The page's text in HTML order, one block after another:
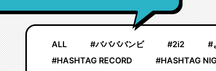
ALL #ババババンビ #2i2
#
#HASHTAG RECORD
#HASHTAG